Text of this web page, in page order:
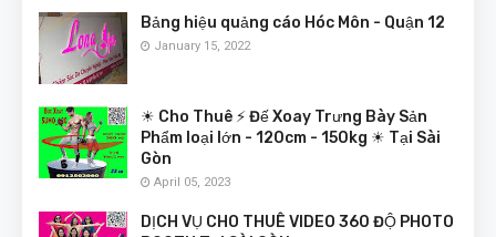
Bảng hiệu quảng cáo Hóc Môn - Quận 12
January 15, 2022
☀ Cho Thuê ⚡ Đế Xoay Trưng Bày Sản
Phẩm loại lớn - 120cm - 150kg ☀ Tại Sài
Gòn
April 05, 2023
DỊCH VỤ CHO THUÊ VIDEO 360 ĐỘ PHOTO